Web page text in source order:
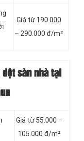
Giá từ 190.000
– 290.000 đ/m²
sàn nhà tại
Giá từ 55.000 –
105.000 đ/m²